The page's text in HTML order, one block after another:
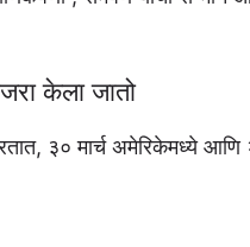
केला जातो
३० मार्च अमेरिकेमध्ये